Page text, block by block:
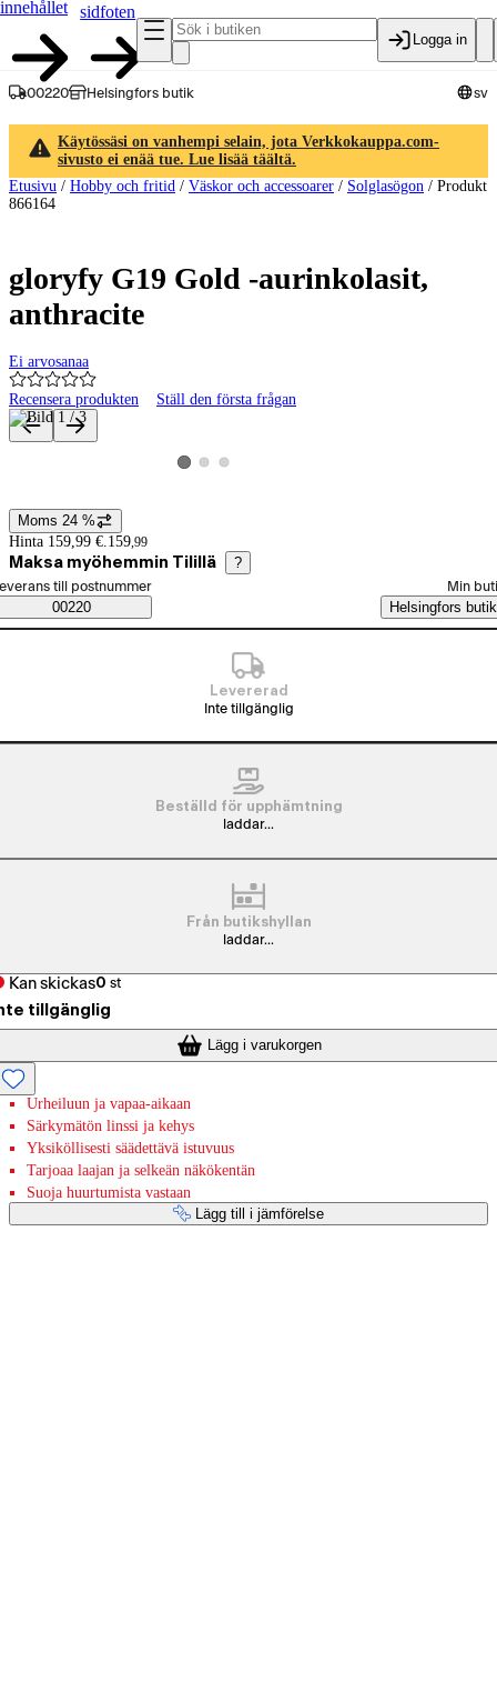
innehållet
sidfoten
Logga in
00220 Helsingfors butik sv
Käytössäsi on vanhempi selain, jota Verkkokauppa.com-
sivusto ei enää tue. Lue lisää täältä.
Etusivu / Hobby och fritid / Väskor och accessoarer / Solglasögon / Produkt
866164
gloryfy G19 Gold -aurinkolasit,
anthracite
Ei arvosanaa
Recensera produkten Ställ den första frågan
Produktbilder och videor
Visa produktbild 1
Visa produktbild 2
Visa produktbild 3
Prisinformation
Moms 24 %
Hinta 159,99 €. 159,99
Maksa myöhemmin Tilillä ?
Saatavuustiedot
beställningssätt
till postnummer
00220
Min
Helsingfors butik
Levererad
Inte tillgänglig
Beställd för upphämtning
laddar...
Från butikshyllan
laddar...
Kan skickas0 st
tillgänglig
Lägg i varukorgen
Urheiluun ja vapaa-aikaan
Särkymätön linssi ja kehys
Yksiköllisesti säädettävä istuvuus
Tarjoaa laajan ja selkeän näkökentän
Suoja huurtumista vastaan
Lägg till i jämförelse